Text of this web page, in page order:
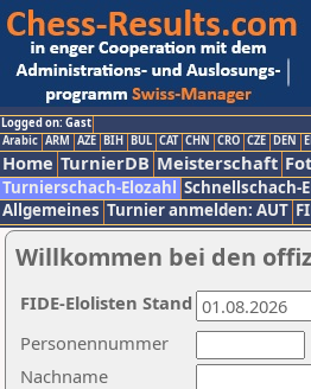
Logged on: Gast
Arabic ARM AZE BIH BUL CAT CHN CRO CZE DEN
Home TurnierDB Meisterschaft
Turnierschach-Elozahl Schnellschach-
Allgemeines Turnier anmelden: AUT
Willkommen bei den
Nachname
Personennummer
FIDE-Elolisten Stand